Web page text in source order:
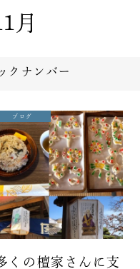
月
ブログ
くの檀家さんに支
クナンバー